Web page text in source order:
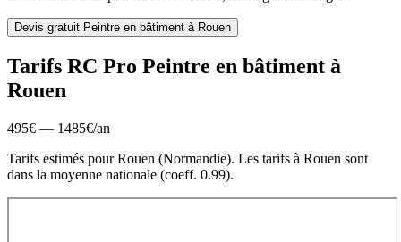
Devis gratuit Peintre en bâtiment à Rouen
Tarifs RC Pro Peintre en bâtiment à
Rouen
495€ — 1485€/an
Tarifs estimés pourRouen (Normandie). Les tarifs à Rouen sont
dans la moyenne nationale (coeff. 0.99).